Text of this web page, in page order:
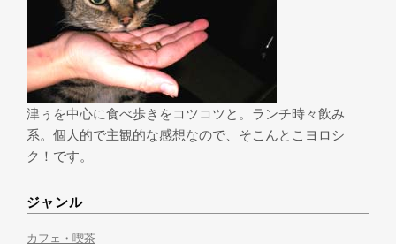
津ぅを中心に食べ歩きをコツコツと。ランチ時々飲み
系。個人的で主観的な感想なので、そこんとこヨロシ
ク！です。
ジャンル
カフェ・喫茶